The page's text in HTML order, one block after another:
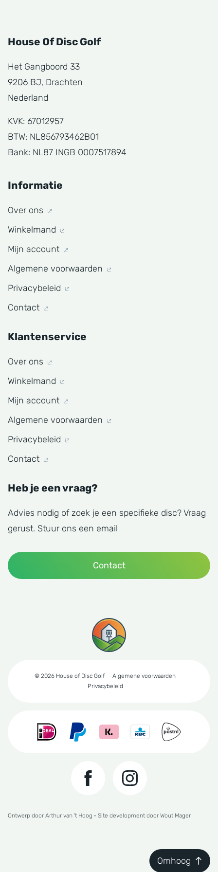
House Of Disc Golf
Het Gangboord 33
9206 BJ, Drachten
Nederland
KVK: 67012957
BTW: NL856793462B01
Bank: NL87 INGB 0007517894
Informatie
Over ons
Winkelmand
Mijn account
Algemene voorwaarden
Privacybeleid
Contact
Klantenservice
Over ons
Winkelmand
Mijn account
Algemene voorwaarden
Privacybeleid
Contact
Heb je een vraag?
Advies nodig of zoek je een specifieke disc? Vraag
gerust. Stuur ons een email
Contact
© 2026 House of Disc Golf
Algemene voorwaarden
Privacybeleid
Ontwerp door Arthur van 't Hoog • Site development door Wout Mager
Omhoog